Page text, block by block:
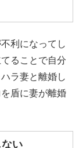
利になってし
ることで自分
ラ妻と離婚し
盾に妻が離婚
い